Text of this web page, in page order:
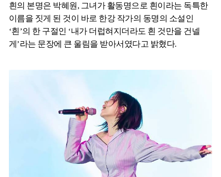
흰의 본명은 박혜원, 그녀가 활동명으로 흰이라는 독특한
이름을 짓게 된 것이 바로 한강 작가의 동명의 소설인
‘흰’의 한 구절인 ‘내가 더럽혀지더라도 흰 것만을 건넬
게’라는 문장에 큰 울림을 받아서였다고 밝혔다.